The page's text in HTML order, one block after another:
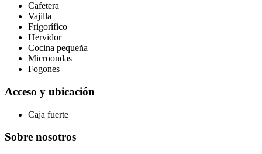
Cafetera
Vajilla
Frigorífico
Hervidor
Cocina pequeña
Microondas
Fogones
Acceso y ubicación
Caja fuerte
Sobre nosotros